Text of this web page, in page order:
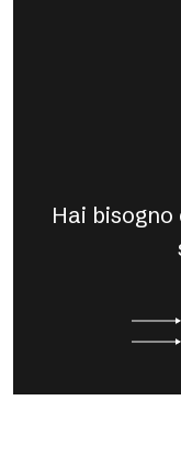
Hai